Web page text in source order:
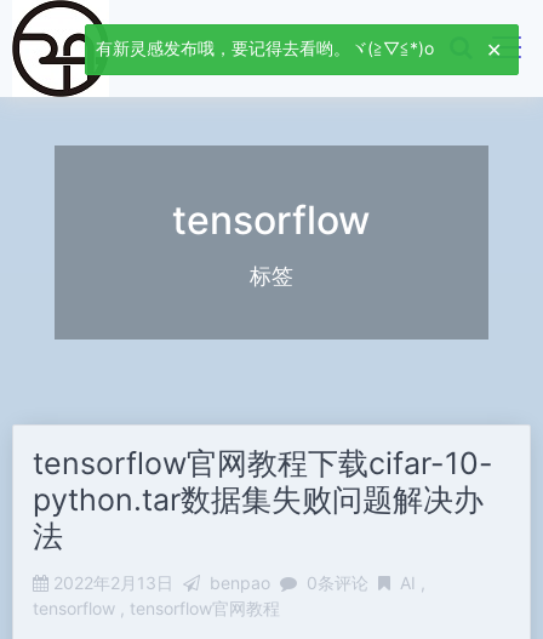
tensorflow
标签
tensorflow官网教程下载cifar-10-
python.tar数据集失败问题解决办
法
2022年2月13日 benpao 0条评论
AI
tensorflow
tensorflow官网教程
有新灵感发布哦，要记得去看哟。ヾ(≧▽≦*)o